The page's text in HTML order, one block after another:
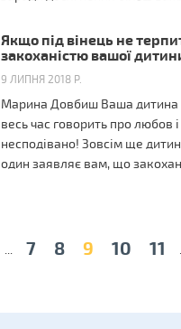
Якщо під вінець не
закоханістю вашої
9 ЛИПНЯ 2018 Р.
Марина Довбиш Ваша дитина
весь час говорить про
несподівано! Зовсім ще
один заявляє вам, що
... 7 8 9 10 11